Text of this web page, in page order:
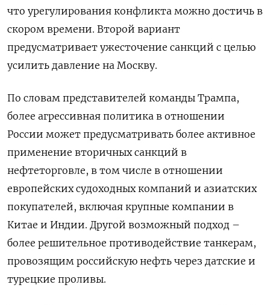
что урегулирования конфликта можно достичь в
скором времени. Второй вариант
предусматривает ужесточение санкций с целью
усилить давление на Москву.
По словам представителей команды Трампа,
более агрессивная политика в отношении
России может предусматривать более активное
применение вторичных санкций в
нефтеторговле, в том числе в отношении
европейских судоходных компаний и азиатских
покупателей, включая крупные компании в
Китае и Индии. Другой возможный подход –
более решительное противодействие танкерам,
провозящим российскую нефть через датские и
турецкие проливы.